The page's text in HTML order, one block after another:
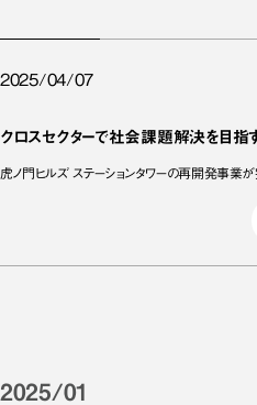
2025/04/07
クロスセクターで社会課題解決を目
虎ノ門ヒルズ ステーションタワーの再開発事業
2025/01